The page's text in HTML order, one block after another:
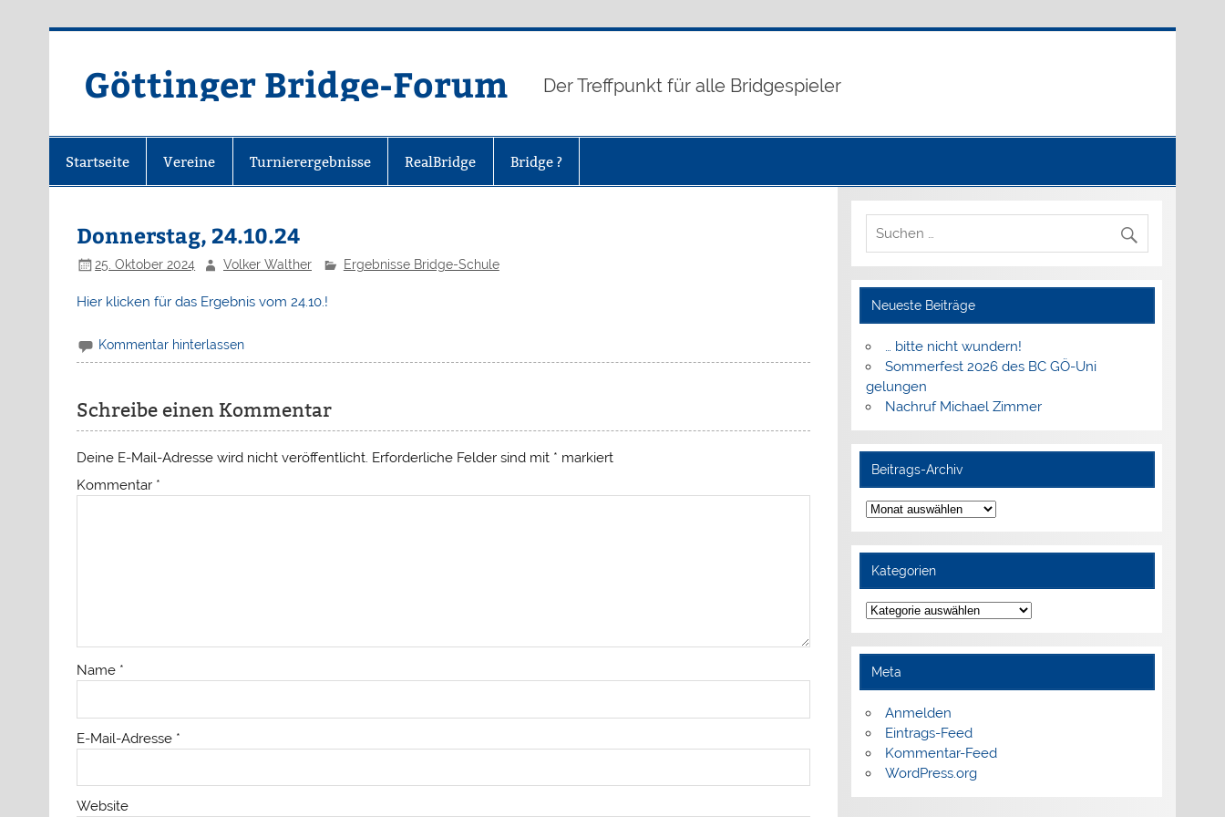
Göttinger Bridge-Forum Der Treffpunkt für alle Bridgespieler
Startseite Vereine Turnierergebnisse RealBridge Bridge ?
Donnerstag, 24.10.24
25. Oktober 2024 Volker Walther Ergebnisse Bridge-Schule
Hier klicken für das Ergebnis vom 24.10.!
Kommentar hinterlassen
Schreibe einen Kommentar
Deine E-Mail-Adresse wird nicht veröffentlicht. Erforderliche Felder sind mit * markiert
Kommentar *
Name *
E-Mail-Adresse *
Website
Neueste Beiträge
… bitte nicht wundern!
Sommerfest 2026 des BC GÖ-Uni
gelungen
Nachruf Michael Zimmer
Beitrags-Archiv
Beitrags-
Archiv
Kategorien
Kategorien
Meta
Anmelden
Eintrags-Feed
Kommentar-Feed
WordPress.org